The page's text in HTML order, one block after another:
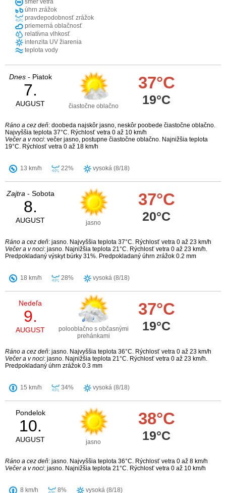
smer vetra
úhrn zrážok
pravdepodobnosť zrážok
priemerná oblačnosť
relatívna vlhkosť
intenzita UV žiarenia
teplota vody
Dnes- Piatok
7.
AUGUST čiastočne oblačno
37°C
19°C
Ráno a cez deň: doobeda najskôr jasno, neskôr poobede čiastočne oblačno.
Najvyššia teplota 37°C. Rýchlosť vetra 0 až 10 km/h
Večer a v noci: večer jasno, postupne čiastočne oblačno. Najnižšia teplota
19°C. Rýchlosť vetra 0 až 18 km/h
13 km/h 22% vysoká (8/18)
Zajtra - Sobota
8.
AUGUST jasno
37°C
20°C
Ráno a cez deň: jasno. Najvyššia teplota 37°C. Rýchlosť vetra 0 až 23 km/h
Večer a v noci: jasno. Najnižšia teplota 21°C. Rýchlosť vetra 0 až 23 km/h.
Predpokladaný výskyt búrky 31%. Predpokladaný úhrn zrážok 0.2 mm
18 km/h 28% vysoká (8/18)
Nedeľa
9.
AUGUST
polooblačno s občasnými
prehánkami
37°C
19°C
Ráno a cez deň: jasno. Najvyššia teplota 36°C. Rýchlosť vetra 0 až 23 km/h
Večer a v noci: jasno. Najnižšia teplota 21°C. Rýchlosť vetra 0 až 23 km/h.
Predpokladaný úhrn zrážok 0.3 mm
15 km/h 34% vysoká (8/18)
Pondelok
10.
AUGUST jasno
38°C
19°C
Ráno a cez deň: jasno. Najvyššia teplota 36°C. Rýchlosť vetra 0 až 8 km/h
Večer a v noci: jasno. Najnižšia teplota 21°C. Rýchlosť vetra 0 až 10 km/h
8 km/h 8% vysoká (8/18)